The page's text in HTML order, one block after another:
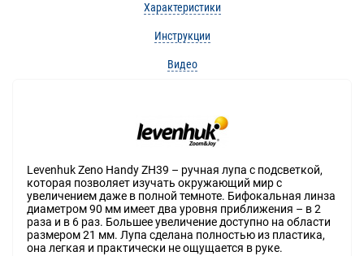
Характеристики
Инструкции
Видео
Levenhuk Zeno Handy ZH39 – ручная лупа с подсветкой,
которая позволяет изучать окружающий мир с
увеличением даже в полной темноте. Бифокальная линза
диаметром 90 мм имеет два уровня приближения – в 2
раза и в 6 раз. Большее увеличение доступно на области
размером 21 мм. Лупа сделана полностью из пластика,
она легкая и практически не ощущается в руке.